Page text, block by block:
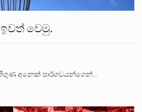
වෙමු.
අනෙක් පාර්ශවයන්ගෙන්…